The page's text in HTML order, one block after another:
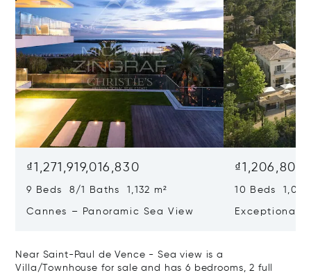
₫1,271,919,016,830
9 Beds 8/1 Baths 1,132 m²
Cannes – Panoramic Sea View
10 Beds 1,020
Exceptional
Near Saint-Paul de Vence - Sea view is a
Villa/Townhouse for sale and has 6 bedrooms, 2 full